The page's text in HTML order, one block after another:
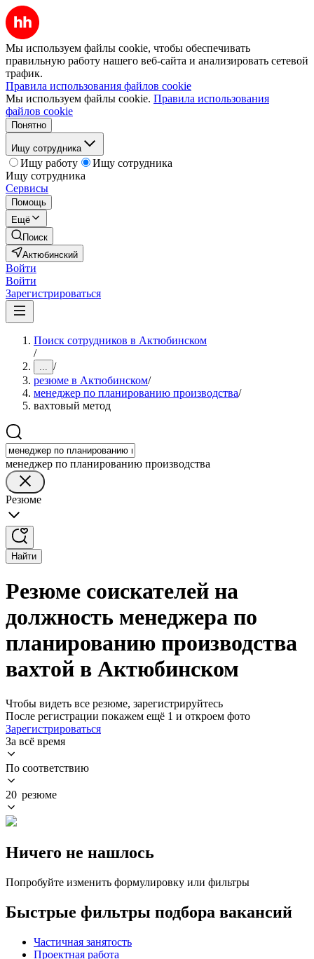
Мы используем файлы cookie, чтобы обеспечивать
правильную работу нашего веб-сайта и анализировать сетевой
трафик.
Правила использования файлов cookie
Мы используем файлы cookie. Правила использования
файлов cookie
Понятно
Ищу сотрудника
Ищу работу
Ищу сотрудника
Ищу сотрудника
Сервисы
Помощь
Ещё
Поиск
Актюбинский
Войти
Войти
Зарегистрироваться
Поиск сотрудников в Актюбинском
/
... /
резюме в Актюбинском/
менеджер по планированию производства/
вахтовый метод
менеджер по планированию производства
Резюме
Найти
Резюме соискателей на
должность менеджера по
планированию производства
вахтой в Актюбинском
Чтобы видеть все резюме, зарегистрируйтесь
После регистрации покажем ещё 1 и откроем фото
Зарегистрироваться
За всё время
По соответствию
20 резюме
Ничего не нашлось
Попробуйте изменить формулировку или фильтры
Быстрые фильтры подбора вакансий
Частичная занятость
Проектная работа